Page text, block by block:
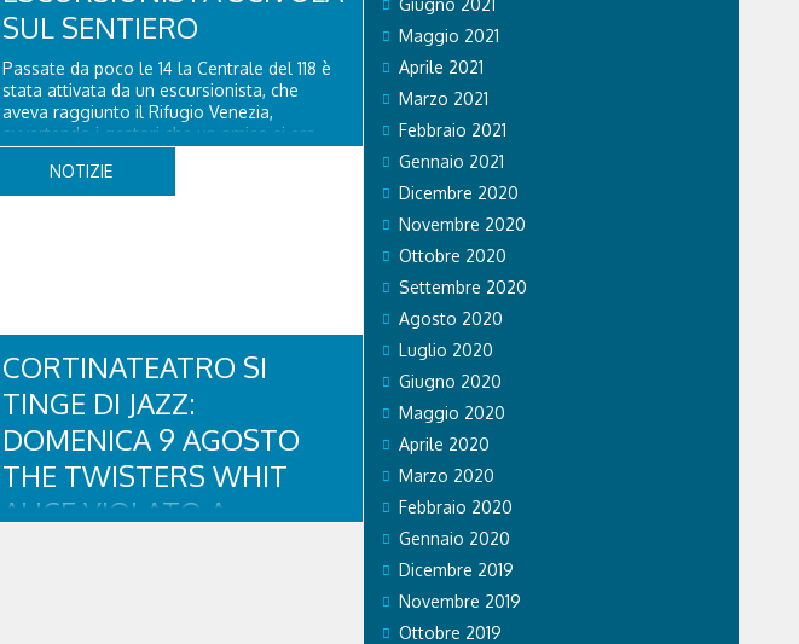
SUL SENTIERO
Passate da poco le 14 la Centrale del 118 è
stata attivata da un escursionista, che
aveva raggiunto il Rifugio Venezia,
avvertendo i gestori che un amico si era
Una squadra del Soccorso alpino di San
Vito di Cadore ha quindi raggiunto
NOTIZIE
CORTINATEATRO SI
TINGE DI JAZZ:
DOMENICA 9 AGOSTO
THE TWISTERS WHIT
ALICE VIOLATO A
Giugno 2021
Maggio 2021
Aprile 2021
Marzo 2021
Febbraio 2021
Gennaio 2021
Dicembre 2020
Novembre 2020
Ottobre 2020
Settembre 2020
Agosto 2020
Luglio 2020
Giugno 2020
Maggio 2020
Aprile 2020
Marzo 2020
Febbraio 2020
Gennaio 2020
Dicembre 2019
Novembre 2019
Ottobre 2019